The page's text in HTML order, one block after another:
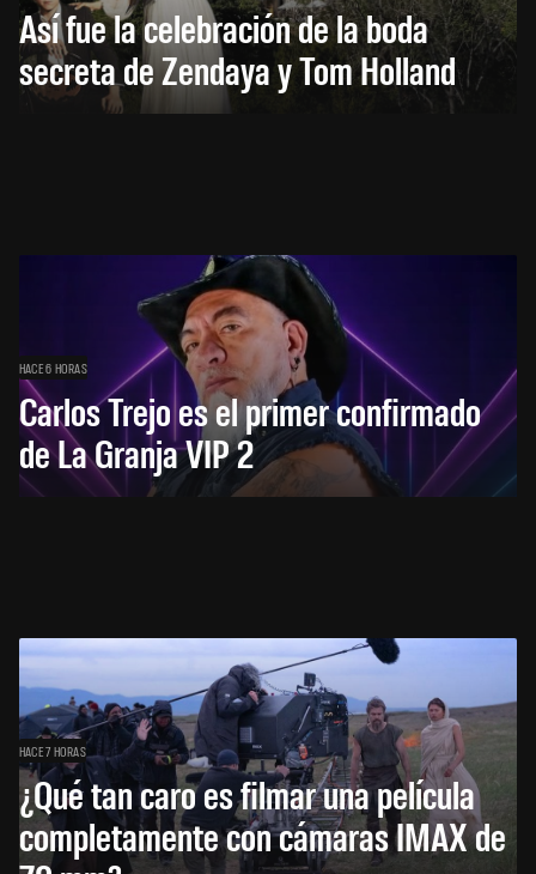
Así fue la celebración de la boda
secreta de Zendaya y Tom Holland
HACE 6 HORAS
Carlos Trejo es el primer confirmado
de La Granja VIP 2
HACE 7 HORAS
¿Qué tan caro es filmar una película
completamente con cámaras IMAX de